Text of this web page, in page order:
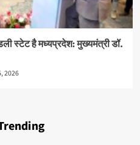
स्टेट है मध्यप्रदेश: मुख्यमंत्री डॉ.
2026